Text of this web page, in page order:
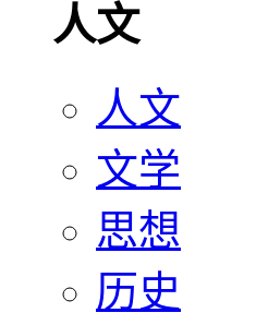
人文
人文
文学
思想
历史